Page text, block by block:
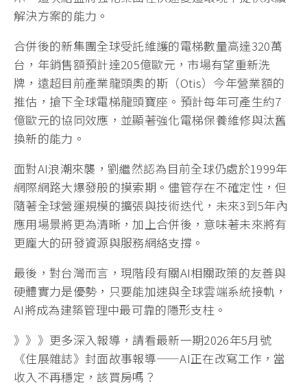
解決方案的能力。
合併後的新集團全球受託維護的電梯數量高達320萬
台，年銷售額預計達205億歐元，市場有望重新洗
牌，遠超目前產業龍頭奧的斯（Otis）今年營業額的
推估，搶下全球電梯龍頭寶座。預計每年可產生約7
億歐元的協同效應，並顯著強化電梯保養維修與汰舊
換新的能力。
面對AI浪潮來襲，劉繼然認為目前全球仍處於1999年
網際網路大爆發般的摸索期。儘管存在不確定性，但
隨著全球營運規模的擴張與技術迭代，未來3到5年內
應用場景將更為清晰，加上合併後，意味著未來將有
更龐大的研發資源與服務網絡支撐。
最後，對台灣而言，現階段有關AI相關政策的友善與
硬體實力是優勢，只要能加速與全球雲端系統接軌，
AI將成為建築管理中最可靠的隱形支柱。
》》》更多深入報導，請看最新一期2026年5月號
《住展雜誌》封面故事報導——AI正在改寫工作，當
收入不再穩定，該買房嗎？